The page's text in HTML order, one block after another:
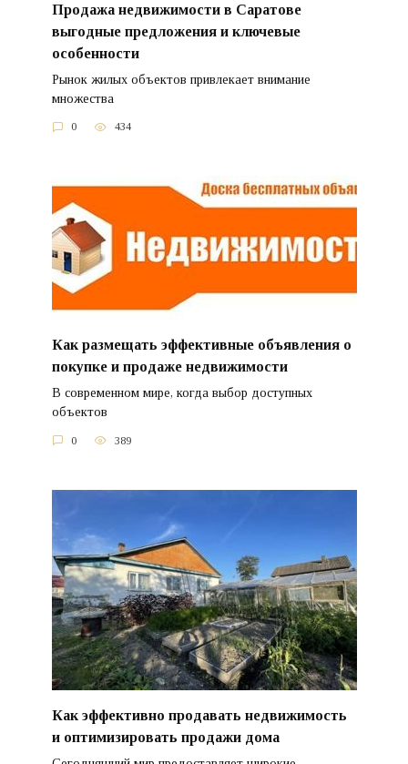
Продажа недвижимости в Саратове
выгодные предложения и ключевые
особенности
Рынок жилых объектов привлекает внимание
множества
0 434
Как размещать эффективные объявления о
покупке и продаже недвижимости
В современном мире, когда выбор доступных
объектов
0 389
Как эффективно продавать недвижимость
и оптимизировать продажи дома